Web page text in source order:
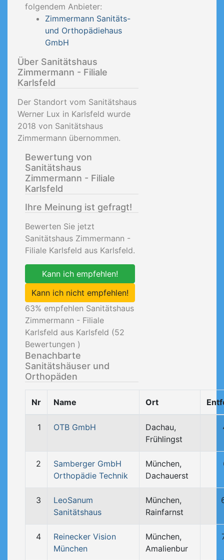
folgendem Anbieter:
Zimmermann Sanitäts-
und Orthopädiehaus
GmbH
Über Sanitätshaus
Zimmermann - Filiale
Karlsfeld
Der Standort vom Sanitätshaus
Werner Lux in Karlsfeld wurde
2018 von Sanitätshaus
Zimmermann übernommen.
Bewertung von
Sanitätshaus
Zimmermann - Filiale
Karlsfeld
Ihre Meinung ist gefragt!
Bewerten Sie jetzt
Sanitätshaus Zimmermann -
Filiale Karlsfeld aus Karlsfeld.
Kann ich empfehlen!
Kann ich nicht empfehlen!
63% empfehlen Sanitätshaus
Zimmermann - Filiale
Karlsfeld aus Karlsfeld (52
Bewertungen )
Benachbarte
Sanitätshäuser und
Orthopäden
Nr Name Ort
1 OTB GmbH
Dachau,
Frühlingst
2
Samberger GmbH
Orthopädie Technik
München,
Dachauerst
3
LeoSanum
Sanitätshaus
München,
Rainfarnst
4
Reinecker Vision
München
München,
Amalienbur